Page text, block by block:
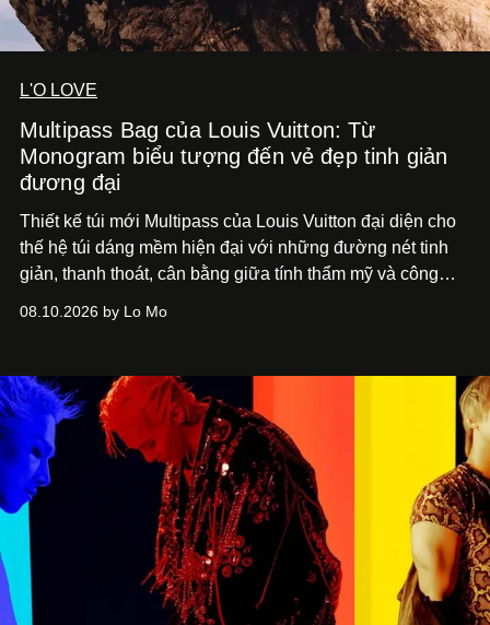
L'O LOVE
Multipass Bag của Louis Vuitton: Từ
Monogram biểu tượng đến vẻ đẹp tinh giản
đương đại
Thiết kế túi mới Multipass của Louis Vuitton đại diện cho
thế hệ túi dáng mềm hiện đại với những đường nét tinh
giản, thanh thoát, cân bằng giữa tính thẩm mỹ và công
08.10.2026 by Lo Mo